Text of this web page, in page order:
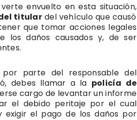
envuelto en esta situación,
titulardel vehículo que causó
que tomar acciones legales
los daños causados y, de ser
parte del responsable del
debes llamar a la policía de
cargo de levantar un informe
el debido peritaje por el cual
exigir el pago de los daños por